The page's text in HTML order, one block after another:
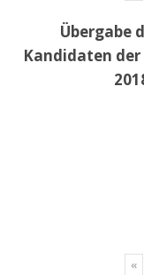
Übergabe
Kandidaten der
«